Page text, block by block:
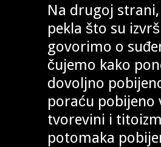
Na drugoj
pekla što su
govorimo o
čujemo kako
dovoljno
poraću pobijeno
tvorevini i
potomaka